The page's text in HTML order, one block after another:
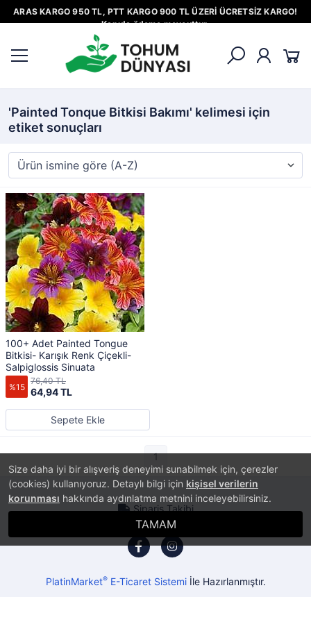
ARAS KARGO 950 TL, PTT KARGO 900 TL ÜZERİ ÜCRETSİZ KARGO!
Kapıda ödeme mevcuttur.
Size daha iyi bir alışveriş deneyimi sunabilmek için, çerezler
(cookies) kullanıyoruz. Detaylı bilgi için kişisel verilerin
korunması hakkında aydınlatma metnini inceleyebilirsiniz.
TAMAM
'Painted Tonque Bitkisi Bakımı' kelimesi için
etiket sonuçları
100+ Adet Painted Tongue
Bitkisi- Karışık Renk Çiçekli-
Salpiglossis Sinuata
%15 64,94 TL
76,40 TL
Sepete Ekle
1
Sipariş Takibi
PlatinMarket®E-Ticaret Sistemiİle Hazırlanmıştır.